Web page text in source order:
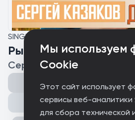
Мы используем
Cookie
Этот сайт использует
сервисы веб-аналитики
для сбора технической
SINGLE
Рыжая девчонка
Сергей Казаков